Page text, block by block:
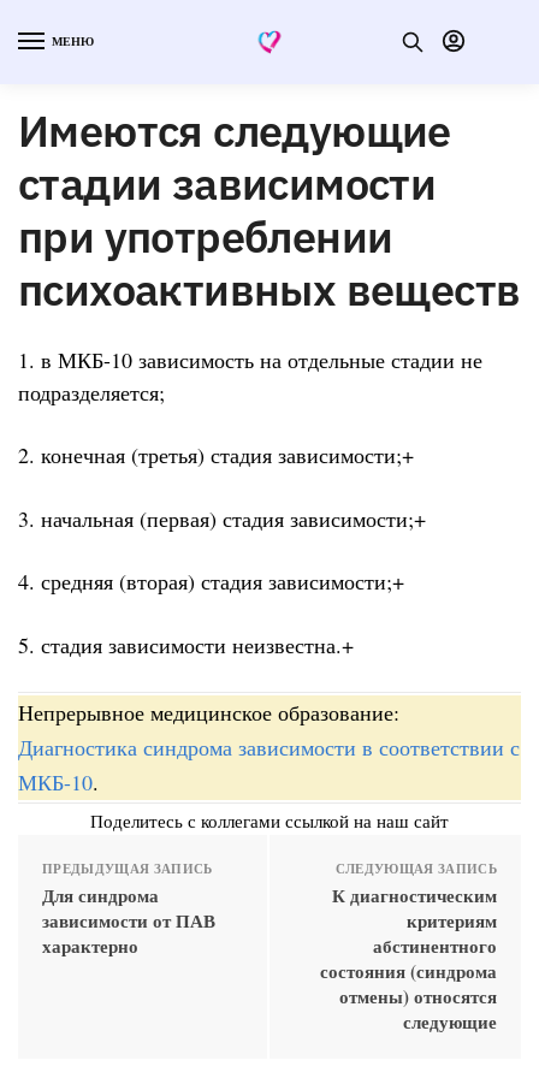
МЕНЮ
Имеются следующие
стадии зависимости
при употреблении
психоактивных веществ
1. в МКБ-10 зависимость на отдельные стадии не
подразделяется;
2. конечная (третья) стадия зависимости;+
3. начальная (первая) стадия зависимости;+
4. средняя (вторая) стадия зависимости;+
5. стадия зависимости неизвестна.+
Непрерывное медицинское образование:
Диагностика синдрома зависимости в соответствии с
МКБ-10.
Поделитесь с коллегами ссылкой на наш сайт
ПРЕДЫДУЩАЯ ЗАПИСЬ
Для синдрома
зависимости от ПАВ
характерно
СЛЕДУЮЩАЯ ЗАПИСЬ
К диагностическим
критериям
абстинентного
состояния (синдрома
отмены) относятся
следующие